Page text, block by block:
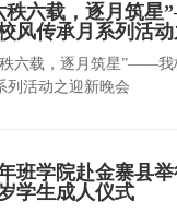
秩六载，逐月筑
风传承月系列活
六载，逐月筑星”——我
列活动之迎新晚会
班学院赴金寨县
学生成人仪式